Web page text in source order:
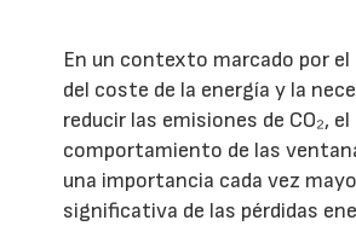
En un contexto marcado por
del coste de la energía y la
reducir las emisiones de CO₂, el
comportamiento de las
una importancia cada vez
significativa de las pérdidas